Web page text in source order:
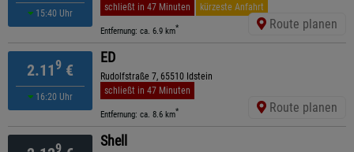
15:40 Uhr
schließt in 47 Minuten
kürzeste Anfahrt
Entfernung: ca. 6.9 km* Route planen
2.119 €
16:20 Uhr
ED
Rudolfstraße 7, 65510 Idstein
schließt in 47 Minuten
Entfernung: ca. 8.6 km* Route planen
9 Shell